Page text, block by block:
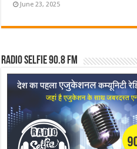
June 23, 2025
Radio Selfie 90.8 FM